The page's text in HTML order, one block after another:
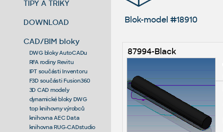
TIPY A TRIKY
DOWNLOAD
CAD/BIM bloky
DWG bloky AutoCADu
RFA rodiny Revitu
IPT součásti Inventoru
F3D součásti Fusion360
3D CAD modely
dynamické bloky DWG
top knihovny výrobců
knihovna AEC Data
knihovna RUG-CADstudio
Blok-model #18910
87994-Black